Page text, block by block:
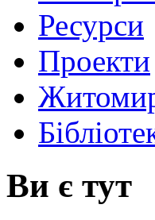
Ресурси
Проекти
Ви є тут